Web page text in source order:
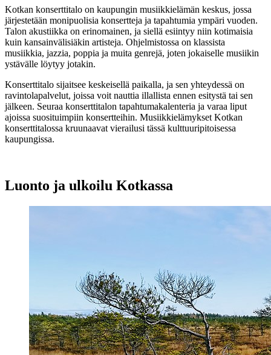
Kotkan konserttitalo on kaupungin musiikkielämän keskus, jossa
järjestetään monipuolisia konsertteja ja tapahtumia ympäri vuoden.
Talon akustiikka on erinomainen, ja siellä esiintyy niin kotimaisia
kuin kansainvälisiäkin artisteja. Ohjelmistossa on klassista
musiikkia, jazzia, poppia ja muita genrejä, joten jokaiselle musiikin
ystävälle löytyy jotakin.
Konserttitalo sijaitsee keskeisellä paikalla, ja sen yhteydessä on
ravintolapalvelut, joissa voit nauttia illallista ennen esitystä tai sen
jälkeen. Seuraa konserttitalon tapahtumakalenteria ja varaa liput
ajoissa suosituimpiin konsertteihin. Musiikkielämykset Kotkan
konserttitalossa kruunaavat vierailusi tässä kulttuuripitoisessa
kaupungissa.
Luonto ja ulkoilu Kotkassa